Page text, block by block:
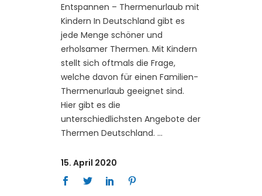
Entspannen – Thermenurlaub mit
Kindern In Deutschland gibt es
jede Menge schöner und
erholsamer Thermen. Mit Kindern
stellt sich oftmals die Frage,
welche davon für einen Familien-
Thermenurlaub geeignet sind.
Hier gibt es die
unterschiedlichsten Angebote der
Thermen Deutschland.
15. April 2020